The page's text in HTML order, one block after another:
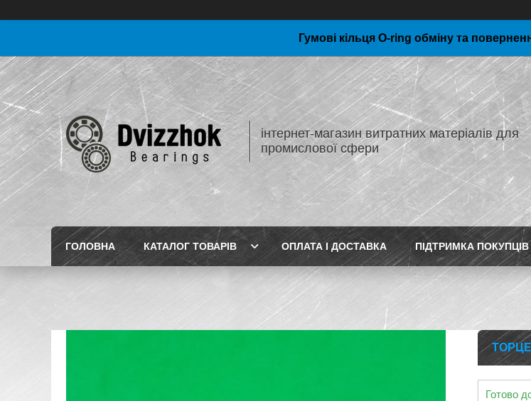
Гумові кільця O-ring обміну та
інтернет-магазин витратних матеріалів для
промислової сфери
ГОЛОВНА КАТАЛОГ ТОВАРІВ ОПЛАТА І ДОСТАВКА ПІДТРИМКА ПОКУПЦІВ
Готово